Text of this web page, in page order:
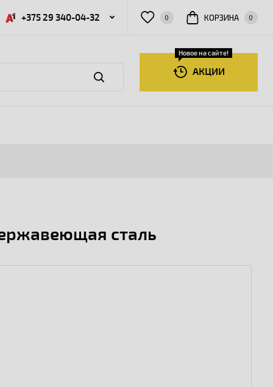
+375 29 340-04-32 0 КОРЗИНА 0
АКЦИИ
Новое на сайте!
сталь